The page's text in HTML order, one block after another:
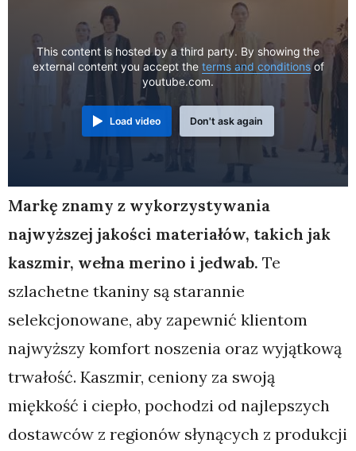
This content is hosted by a third party. By showing the
external content you accept the terms and conditionsof
youtube.com.
Load video Don't ask again
Markę znamy z wykorzystywania
najwyższej jakości materiałów, takich jak
kaszmir, wełna merino i jedwab. Te
szlachetne tkaniny są starannie
selekcjonowane, aby zapewnić klientom
najwyższy komfort noszenia oraz wyjątkową
trwałość. Kaszmir, ceniony za swoją
miękkość i ciepło, pochodzi od najlepszych
dostawców z regionów słynących z produkcji